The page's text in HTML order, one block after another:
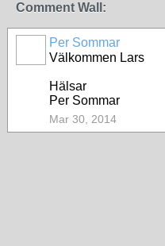
Comment Wall:
Per Sommar
Välkommen Lars
Hälsar
Per Sommar
Mar 30, 2014